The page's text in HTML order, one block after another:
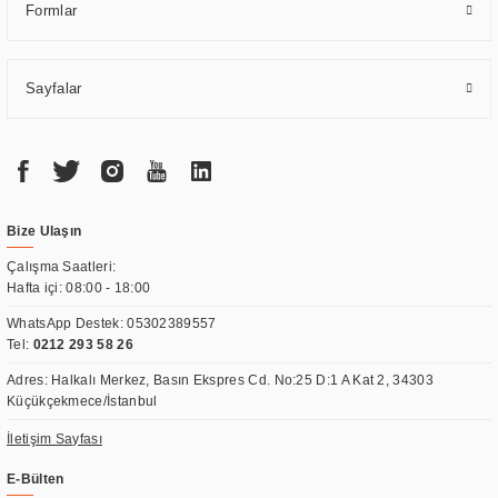
Formlar
Sayfalar
Bize Ulaşın
Çalışma Saatleri:
Hafta içi: 08:00 - 18:00
WhatsApp Destek:05302389557
Tel: 0212 293 58 26
Adres: Halkalı Merkez, Basın Ekspres Cd. No:25 D:1 A Kat 2, 34303
Küçükçekmece/İstanbul
İletişim Sayfası
E-Bülten